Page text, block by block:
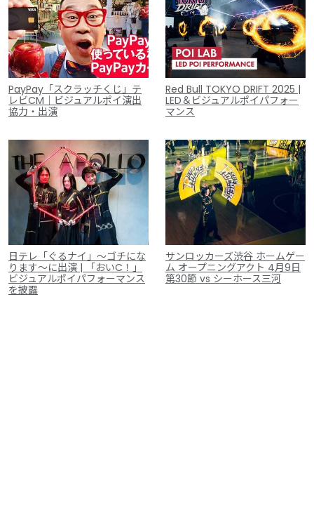
PayPay「スクラッチくじ」テ
レビCM｜ビジュアルポイ演出
協力・出演
Red Bull TOKYO DRIFT 2025 |
LED＆ビジュアルポイパフォー
マンス
日テレ「ぐるナイ」～ゴチにな
ります～に出演 | 「おいC！」
ビジュアルポイパフォーマンス
を披露
サンロッカーズ渋谷 ホームゲー
ム オープニングアクト 4月9日
第30節 vs シーホース三河